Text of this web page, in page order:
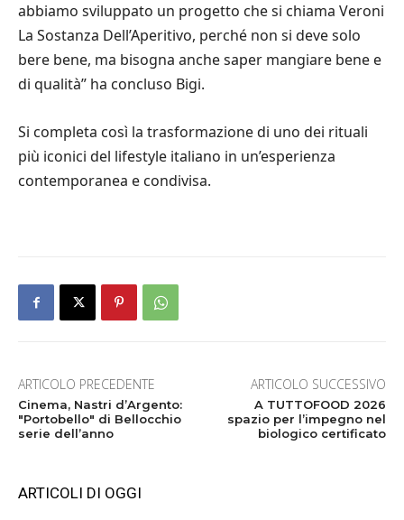
abbiamo sviluppato un progetto che si chiama Veroni
La Sostanza Dell’Aperitivo, perché non si deve solo
bere bene, ma bisogna anche saper mangiare bene e
di qualità” ha concluso Bigi.
Si completa così la trasformazione di uno dei rituali
più iconici del lifestyle italiano in un’esperienza
contemporanea e condivisa.
ARTICOLO PRECEDENTE
Cinema, Nastri d’Argento:
"Portobello" di Bellocchio
serie dell’anno
ARTICOLO SUCCESSIVO
A TUTTOFOOD 2026
spazio per l’impegno nel
biologico certificato
ARTICOLI DI OGGI